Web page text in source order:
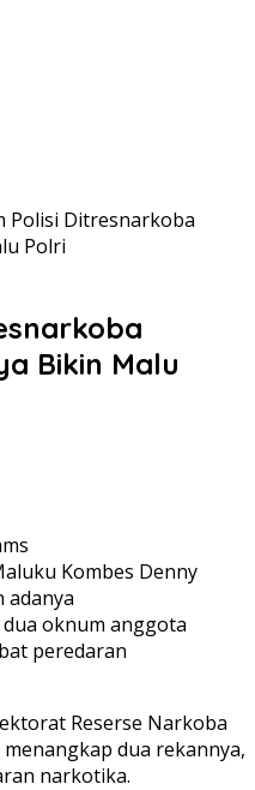
Polisi Ditresnarkoba
Polri
Bikin Malu
Kombes Denny
adanya
dua oknum anggota
peredaran
Reserse Narkoba
dua rekannya,
narkotika.